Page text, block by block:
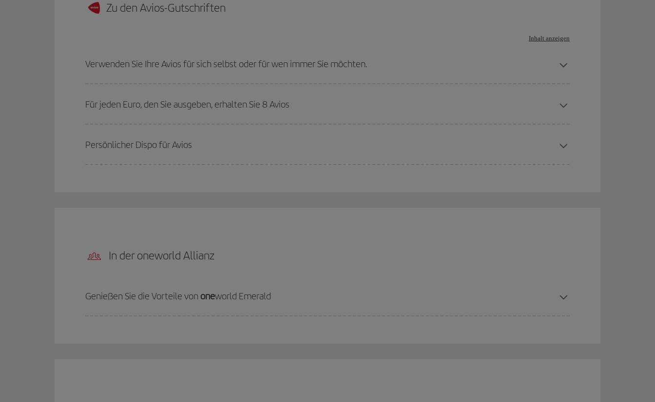
Zu den Avios-Gutschriften
Inhalt anzeigen
Verwenden Sie Ihre Avios für sich selbst oder für wen immer Sie möchten.
Für jeden Euro, den Sie ausgeben, erhalten Sie 8 Avios
Persönlicher Dispo für Avios
In der oneworld Allianz
Genießen Sie die Vorteile von oneworld Emerald